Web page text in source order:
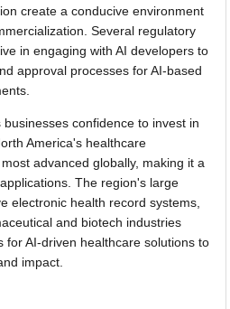
create a conducive environment
Several regulatory
in engaging with AI developers to
approval processes for AI-based
confidence to invest in
America's healthcare
advanced globally, making it a
The region's large
electronic health record systems,
and biotech industries
for AI-driven healthcare solutions to
impact.